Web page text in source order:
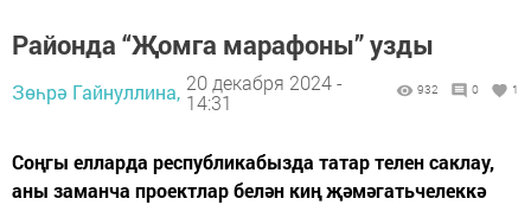
Районда “Җомга марафоны” узды
Зөһрә Гайнуллина, 20 декабря 2024 -
14:31
932 0 1
Соңгы елларда республикабызда татар телен саклау,
аны заманча проектлар белән киң җәмәгатьчелеккә